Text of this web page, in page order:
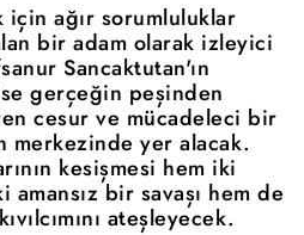
ağır sorumluluklar
bir adam olarak izleyici
Sancaktutan'ın
gerçeğin peşinden
cesur ve mücadeleci bir
merkezinde yer alacak.
kesişmesi hem iki
amansız bir savaşı hem de
ateşleyecek.